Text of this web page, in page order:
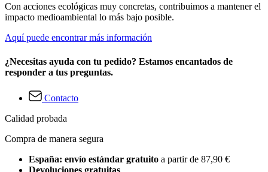
Con acciones ecológicas muy concretas, contribuimos a mantener el
impacto medioambiental lo más bajo posible.
Aquí puede encontrar más información
¿Necesitas ayuda con tu pedido? Estamos encantados de
responder a tus preguntas.
Contacto
Calidad probada
Compra de manera segura
España: envío estándar gratuito a partir de 87,90 €
Devoluciones gratuitas